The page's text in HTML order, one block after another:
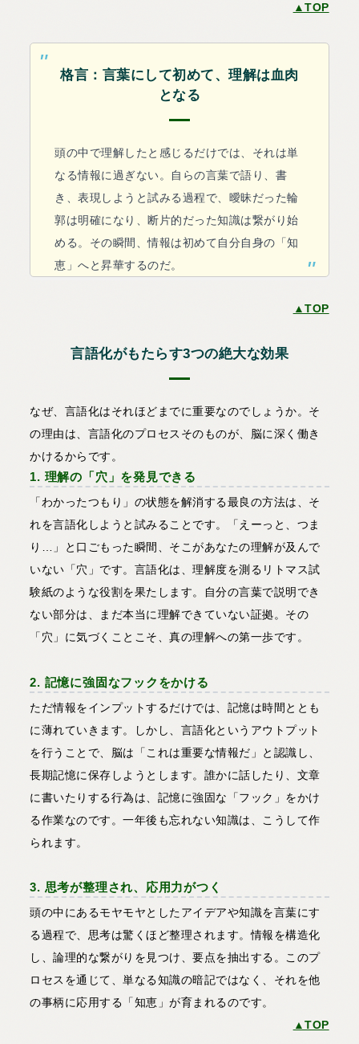
▲TOP
格言：言葉にして初めて、理解は血肉
となる
頭の中で理解したと感じるだけでは、それは単
なる情報に過ぎない。自らの言葉で語り、書
き、表現しようと試みる過程で、曖昧だった輪
郭は明確になり、断片的だった知識は繋がり始
める。その瞬間、情報は初めて自分自身の「知
恵」へと昇華するのだ。
▲TOP
言語化がもたらす3つの絶大な効果
なぜ、言語化はそれほどまでに重要なのでしょうか。そ
の理由は、言語化のプロセスそのものが、脳に深く働き
かけるからです。
1. 理解の「穴」を発見できる
「わかったつもり」の状態を解消する最良の方法は、そ
れを言語化しようと試みることです。「えーっと、つま
り…」と口ごもった瞬間、そこがあなたの理解が及んで
いない「穴」です。言語化は、理解度を測るリトマス試
験紙のような役割を果たします。自分の言葉で説明でき
ない部分は、まだ本当に理解できていない証拠。その
「穴」に気づくことこそ、真の理解への第一歩です。
2. 記憶に強固なフックをかける
ただ情報をインプットするだけでは、記憶は時間ととも
に薄れていきます。しかし、言語化というアウトプット
を行うことで、脳は「これは重要な情報だ」と認識し、
長期記憶に保存しようとします。誰かに話したり、文章
に書いたりする行為は、記憶に強固な「フック」をかけ
る作業なのです。一年後も忘れない知識は、こうして作
られます。
3. 思考が整理され、応用力がつく
頭の中にあるモヤモヤとしたアイデアや知識を言葉にす
る過程で、思考は驚くほど整理されます。情報を構造化
し、論理的な繋がりを見つけ、要点を抽出する。このプ
ロセスを通じて、単なる知識の暗記ではなく、それを他
の事柄に応用する「知恵」が育まれるのです。
▲TOP